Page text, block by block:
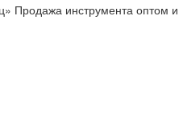
Продажа инструмента оптом и